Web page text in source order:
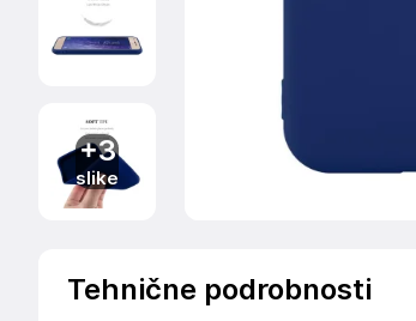
+3
slike
Tehnične podrobnosti